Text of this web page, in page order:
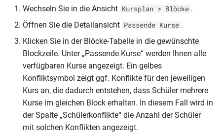
Wechseln Sie in die Ansicht Kursplan > Blöcke .
Öffnen Sie die Detailansicht Passende Kurse .
Klicken Sie in der Blöcke-Tabelle in die gewünschte
Blockzeile. Unter „Passende Kurse“ werden Ihnen alle
verfügbaren Kurse angezeigt. Ein gelbes
Konfliktsymbol zeigt ggf. Konflikte für den jeweiligen
Kurs an, die dadurch entstehen, dass Schüler mehrere
Kurse im gleichen Block erhalten. In diesem Fall wird in
der Spalte „Schülerkonflikte“ die Anzahl der Schüler
mit solchen Konflikten angezeigt.